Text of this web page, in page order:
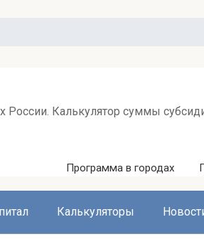
России. Калькулятор суммы
Программа в городах
Калькуляторы